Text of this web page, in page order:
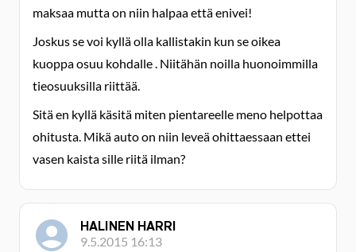
maksaa mutta on niin halpaa että enivei!
Joskus se voi kyllä olla kallistakin kun se oikea
kuoppa osuu kohdalle . Niitähän noilla huonoimmilla
tieosuuksilla riittää.
Sitä en kyllä käsitä miten pientareelle meno helpottaa
ohitusta. Mikä auto on niin leveä ohittaessaan ettei
vasen kaista sille riitä ilman?
HALINEN HARRI
9.5.2015 16:13